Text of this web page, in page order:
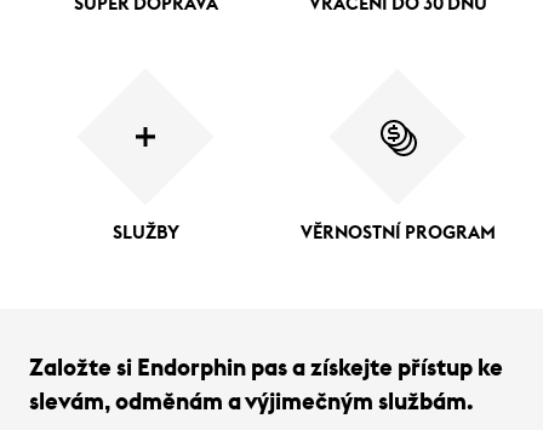
SUPER DOPRAVA VRÁCENÍ DO 30 DNŮ
SLUŽBY VĚRNOSTNÍ PROGRAM
Založte si Endorphin pas a získejte přístup ke
slevám, odměnám a výjimečným službám.